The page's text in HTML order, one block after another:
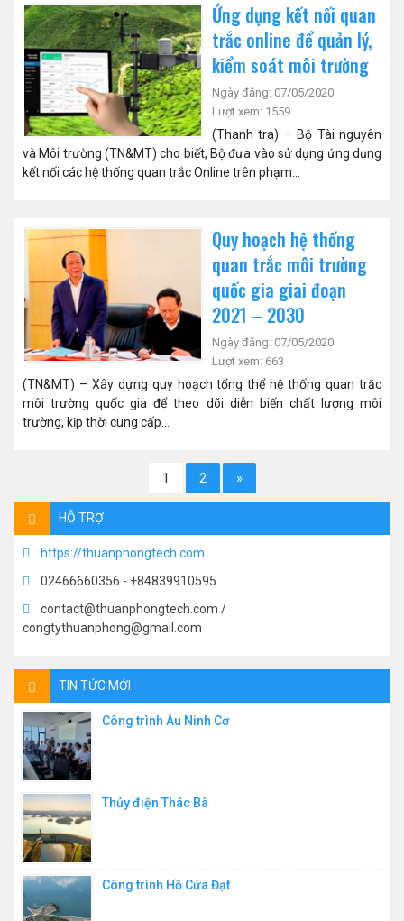
Ứng dụng kết nối quan
trắc online để quản lý,
kiểm soát môi trường
Ngày đăng: 07/05/2020
Lượt xem: 1559
(Thanh tra) – Bộ Tài nguyên
và Môi trường (TN&MT) cho biết, Bộ đưa vào sử dụng ứng dụng
kết nối các hệ thống quan trắc Online trên phạm...
Quy hoạch hệ thống
quan trắc môi trường
quốc gia giai đoạn
2021 – 2030
Ngày đăng: 07/05/2020
Lượt xem: 663
(TN&MT) – Xây dựng quy hoạch tổng thể hệ thống quan trắc
môi trường quốc gia để theo dõi diễn biến chất lượng môi
trường, kịp thời cung cấp...
1 2 »
HỖ TRỢ
https://thuanphongtech.com
02466660356 - +84839910595
contact@thuanphongtech.com /
congtythuanphong@gmail.com
TIN TỨC MỚI
Công trình Âu Ninh Cơ
Thủy điện Thác Bà
Công trình Hồ Cửa Đạt